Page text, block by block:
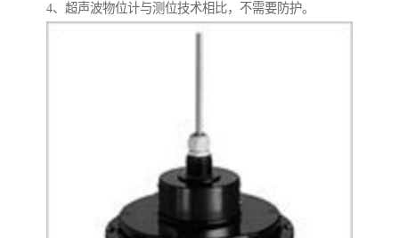
4、超声波物位计与测位技术相比，不需要防护。